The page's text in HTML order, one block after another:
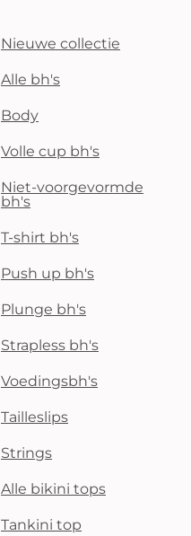
Nieuwe collectie
Alle bh's
Body
Volle cup bh's
Niet-voorgevormde
bh's
T-shirt bh's
Push up bh's
Plunge bh's
Strapless bh's
Voedingsbh's
Tailleslips
Strings
Alle bikini tops
Tankini top